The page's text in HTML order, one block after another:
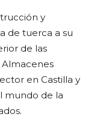
y
de tuerca a su
de las
en Castilla y
mundo de la